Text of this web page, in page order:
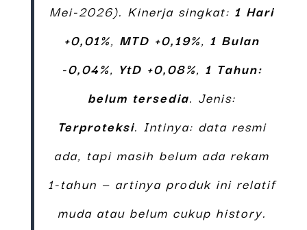
Mei-2026). Kinerja singkat: 1 Hari
+0,01%, MTD +0,19%, 1 Bulan
-0,04%, YtD +0,08%, 1 Tahun:
belum tersedia. Jenis:
Terproteksi. Intinya: data resmi
ada, tapi masih belum ada rekam
1-tahun — artinya produk ini relatif
muda atau belum cukup history.